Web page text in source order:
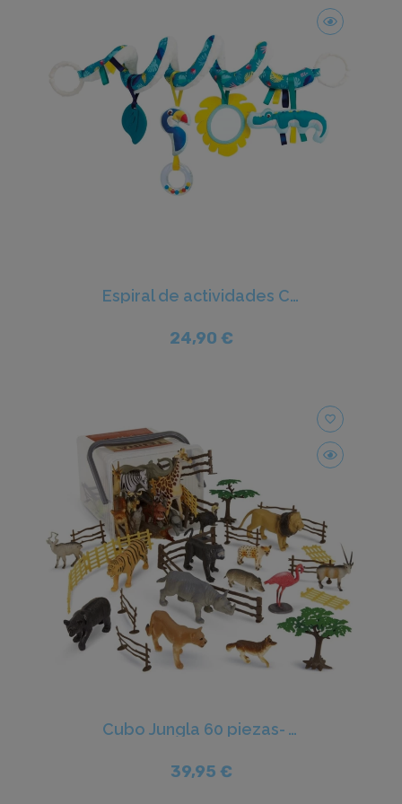
Espiral de actividades Croco - Ludi
24,90 €
favorite_border
Cubo Jungla 60 piezas- Terra
39,95 €